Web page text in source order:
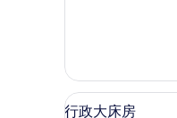
片
床
房
的
顯9
行政大床房